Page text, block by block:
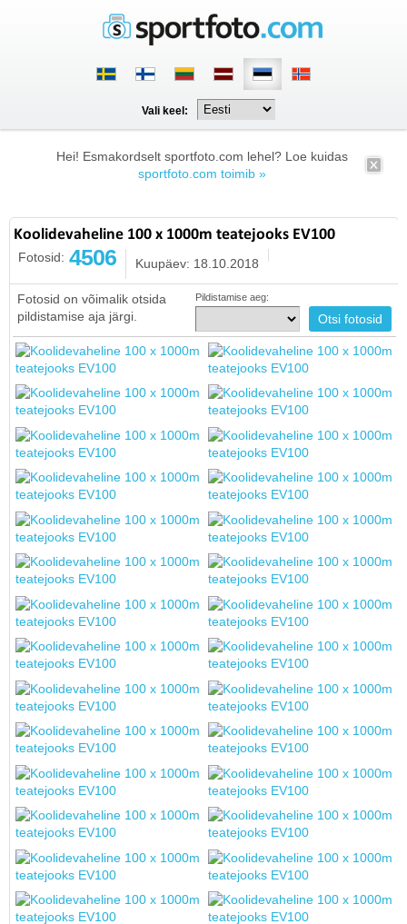
Vali keel:
Hei! Esmakordselt sportfoto.com lehel? Loe kuidas
sportfoto.com toimib »
Koolidevaheline 100 x 1000m teatejooks EV100
Fotosid: 4506 Kuupäev: 18.10.2018
Fotosid on võimalik otsida
pildistamise aja järgi.
Pildistamise aeg: